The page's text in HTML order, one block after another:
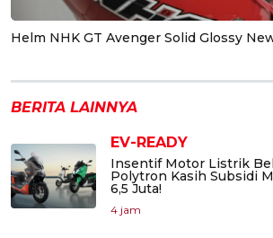
Helm NHK GT Avenger Solid Glossy
BERITA LAINNYA
EV-READY
Insentif Motor Listrik
Polytron Kasih Subsidi
6,5 Juta!
4 jam